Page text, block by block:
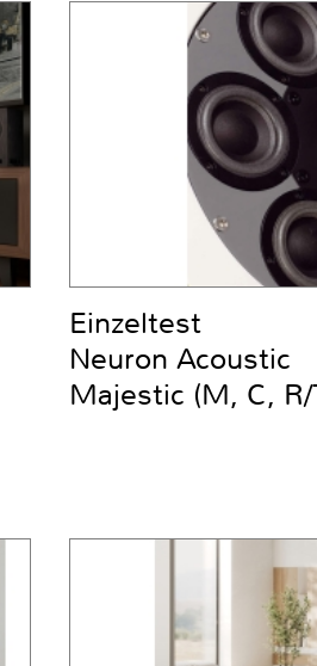
Einzeltest
Neuron Acoustic
Majestic (M, C, R/